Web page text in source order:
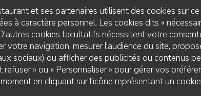
et ses partenaires utilisent des cookies sur
à caractère personnel. Les cookies dits «
cookies facultatifs nécessitent votre
votre navigation, mesurer l'audience du site,
sociaux) ou afficher des publicités ou contenus
refuser » ou « Personnaliser » pour gérer vos
en cliquant sur l'icône représentant un
avec ses nappes carreaux rouges., terrasse agréable
du carpaccio, celui ci est excellent et généreux,
bien assaisonnée. Cela va devenir un lieu de rendez
LE PETIT